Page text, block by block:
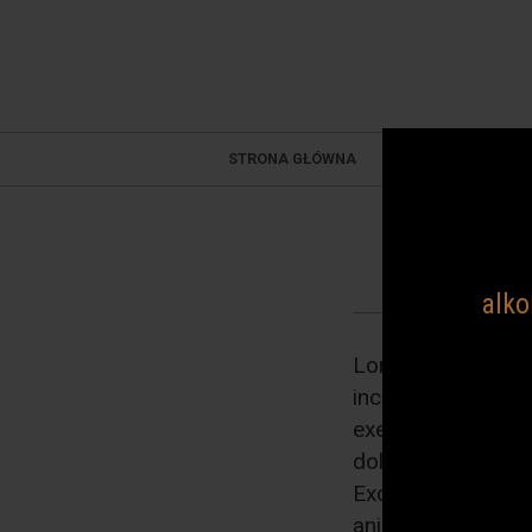
STRONA GŁÓWNA
Lorem ipsum
incididunt ut
exercitation
dolor in
Excepteur sint
anim id est